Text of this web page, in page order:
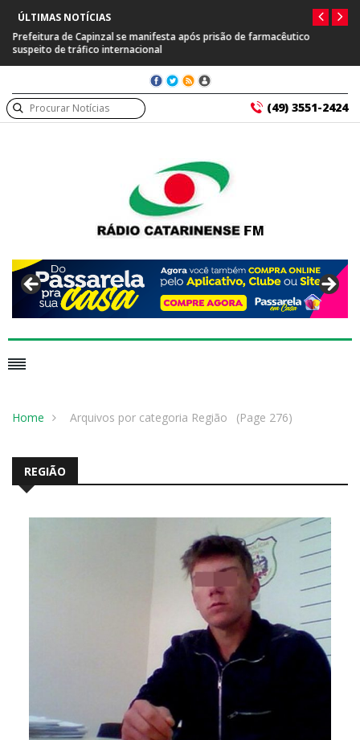
ÚLTIMAS NOTÍCIAS
Prefeitura de Capinzal se manifesta após prisão de farmacêutico
suspeito de tráfico internacional
(49) 3551-2424
Home Arquivos por categoria Região (Page 276)
REGIÃO